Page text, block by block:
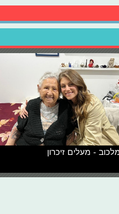
- מעלים זיכרון